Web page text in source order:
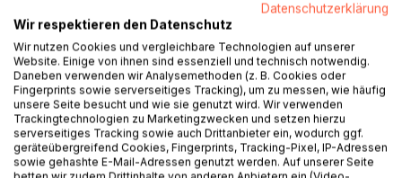
Ohne es selbst bestimmen zu können, werden die Kinder
dieser Welt in eine vorgeprägte Gesellschaft
hineingeboren.
Erst im Reifealter kommt der einzelne Mensch dazu, sich
selbst und die Gesellschaft als Ganzes auf den Prüfstand
zu stellen.
Datenschutzerklärung
Wir respektieren den Datenschutz
Wir nutzen Cookies und vergleichbare Technologien auf unserer
Website. Einige von ihnen sind essenziell und technisch notwendig.
Daneben verwenden wir Analysemethoden (z. B. Cookies oder
Fingerprints sowie serverseitiges Tracking), um zu messen, wie häufig
unsere Seite besucht und wie sie genutzt wird. Wir verwenden
Trackingtechnologien zu Marketingzwecken und setzen hierzu
serverseitiges Tracking sowie auch Drittanbieter ein, wodurch ggf.
geräteübergreifend Cookies, Fingerprints, Tracking-Pixel, IP-Adressen
sowie gehashte E-Mail-Adressen genutzt werden. Auf unserer Seite